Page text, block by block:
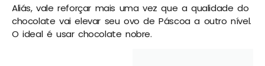
Aliás, vale reforçar mais uma vez que a qualidade do
chocolate vai elevar seu ovo de Páscoa a outro nível.
O ideal é usar chocolate nobre.